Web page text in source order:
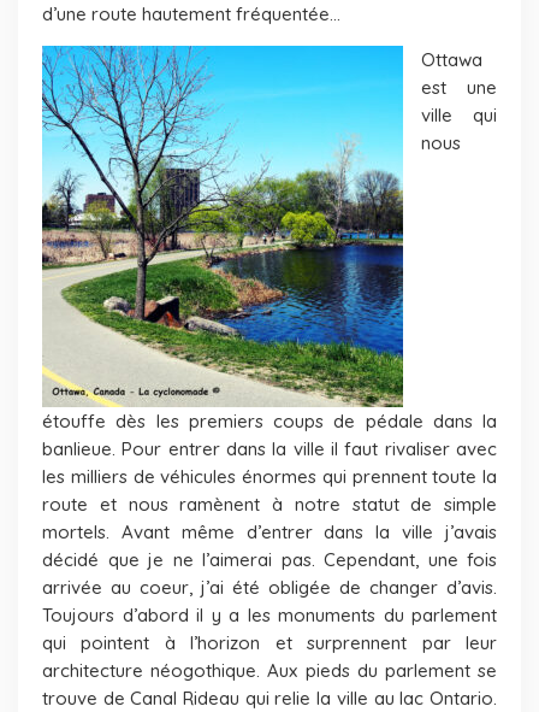
d’une route hautement fréquentée…
Ottawa
est une
ville qui
nous
étouffe dès les premiers coups de pédale dans la
banlieue. Pour entrer dans la ville il faut rivaliser avec
les milliers de véhicules énormes qui prennent toute la
route et nous ramènent à notre statut de simple
mortels. Avant même d’entrer dans la ville j’avais
décidé que je ne l’aimerai pas. Cependant, une fois
arrivée au coeur, j’ai été obligée de changer d’avis.
Toujours d’abord il y a les monuments du parlement
qui pointent à l’horizon et surprennent par leur
architecture néogothique. Aux pieds du parlement se
trouve de Canal Rideau qui relie la ville au lac Ontario.